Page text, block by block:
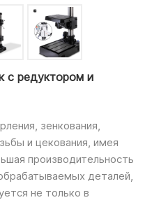
с редуктором и
зенкования,
и цекования, имея
производительность
деталей,
не только в